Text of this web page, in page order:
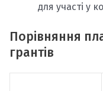
для участі у
Порівняння
грантів